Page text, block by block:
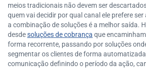
meios tradicionais não devem ser
quem vai decidir por qual canal ele prefere ser
a combinação de soluções é a melhor saída.
desdesoluções de cobrança que
forma recorrente, passando por soluções
segmentar os clientes de forma
comunicação definindo o período da ação,